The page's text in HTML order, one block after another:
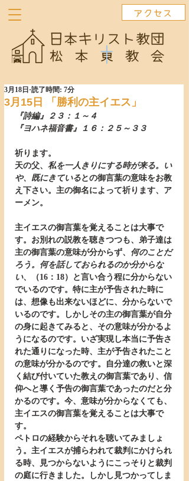
アクセス
3月15日 「勝利の主イエス」
3月18日 読了時間: 7分
『詩編』２３：１～４
『ヨハネ福音書』１６：２５～３３
祈ります。
天の父、 私を一人きりにする時が来る。い
や、既にきているとの御言葉の意味をお教
え下さい。主の御名によって祈ります、ア
ーメン。
主イエスの御言葉を覚えることは大事で
す。お別れの説教を聴きつつも、弟子達は
主の御言葉の意味が分からず、 何のことだ
ろう。何を話しておられるのか分からな
い、（16：18）と言い合う程に分からない
でいるのです。特に主が予告された時に
は、想像も出来ないほどに、分からないで
いるのです。しかしその主の御言葉が自分
の身に起きてみると、その意味が分かるよ
うになるのです。いざ実現し本当に予告さ
れた通りになった時、主が予告されたこと
の意味が分かるのです。自分達の救いと深
く結び付いていた教えの御言葉であり、信
仰へと導く予告の御言葉であったのだと分
かるのです。今、意味が分からなくても、
主イエスの御言葉を覚えることは大事で
す。
ペトロの経験からそれを聴いてみましょ
う。主イエスが捕らわれて裁判にかけられ
る時、見つからないようにこっそりと裁判
の庭に行きました。しかし見つかってしま